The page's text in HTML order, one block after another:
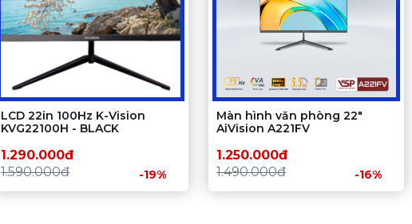
LCD 22in 100Hz K-Vision
KVG22100H - BLACK
1.290.000đ
1.590.000đ
-19%
Màn hình văn phòng 22"
AiVision A221FV
1.250.000đ
1.490.000đ
-16%